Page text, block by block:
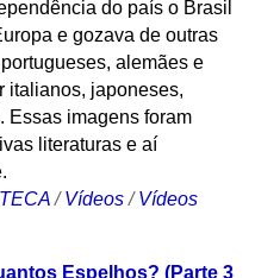
do país o Brasil
e gozava de outras
alemães e
italianos, japoneses,
Essas imagens foram
literaturas e aí
/Vídeos /Vídeos
Espelhos? (Parte 3